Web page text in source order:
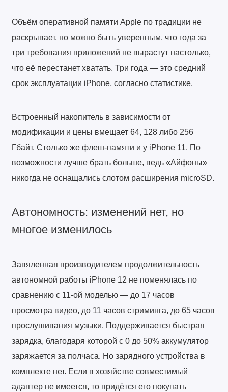
Объём оперативной памяти Apple по традиции не
раскрывает, но можно быть уверенным, что года за
три требования приложений не вырастут настолько,
что её перестанет хватать. Три года — это средний
срок эксплуатации iPhone, согласно статистике.
Встроенный накопитель в зависимости от
модификации и цены вмещает 64, 128 либо 256
Гбайт. Столько же флеш-памяти и у iPhone 11. По
возможности лучше брать больше, ведь «Айфоны»
никогда не оснащались слотом расширения microSD.
Автономность: изменений нет, но
многое изменилось
Завяленная производителем продолжительность
автономной работы iPhone 12 не поменялась по
сравнению с 11-ой моделью — до 17 часов
просмотра видео, до 11 часов стриминга, до 65 часов
прослушивания музыки. Поддерживается быстрая
зарядка, благодаря которой с 0 до 50% аккумулятор
заряжается за полчаса. Но зарядного устройства в
комплекте нет. Если в хозяйстве совместимый
адаптер не имеется, то придётся его покупать